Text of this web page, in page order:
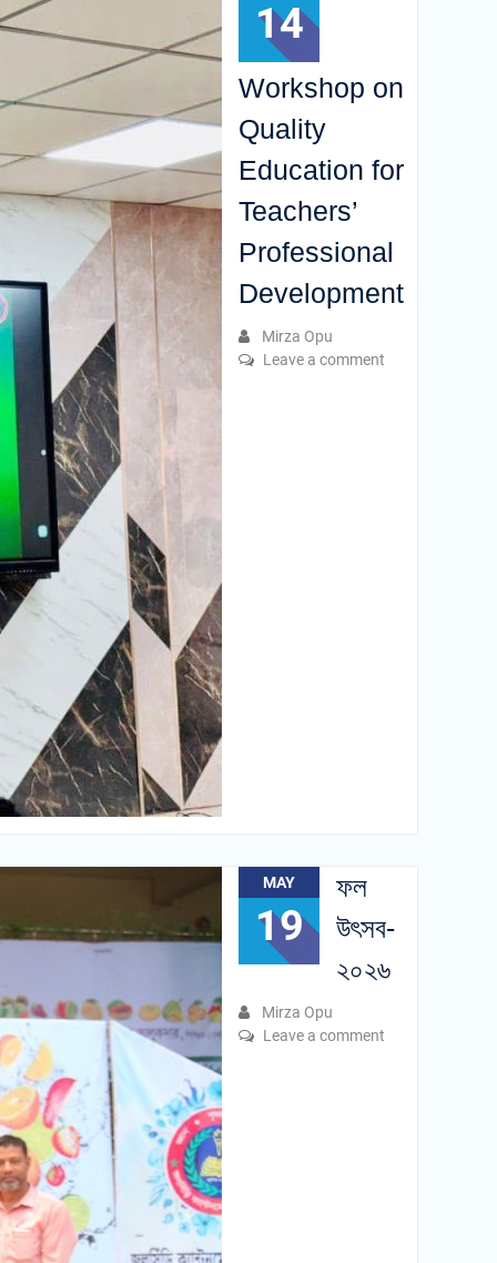
14
Workshop on
Quality
Education for
Teachers’
Professional
Development
Mirza Opu
Leave a comment
MAY
19
ফল
উৎসব-
২০২৬
Mirza Opu
Leave a comment